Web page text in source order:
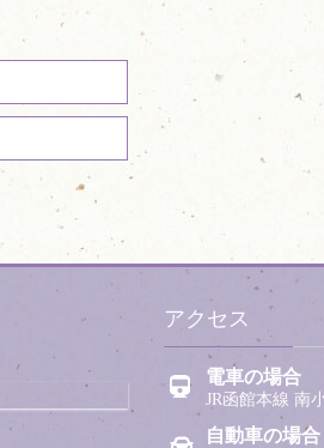
アクセス
電車の場合
JR函館本線 南
自動車の場合